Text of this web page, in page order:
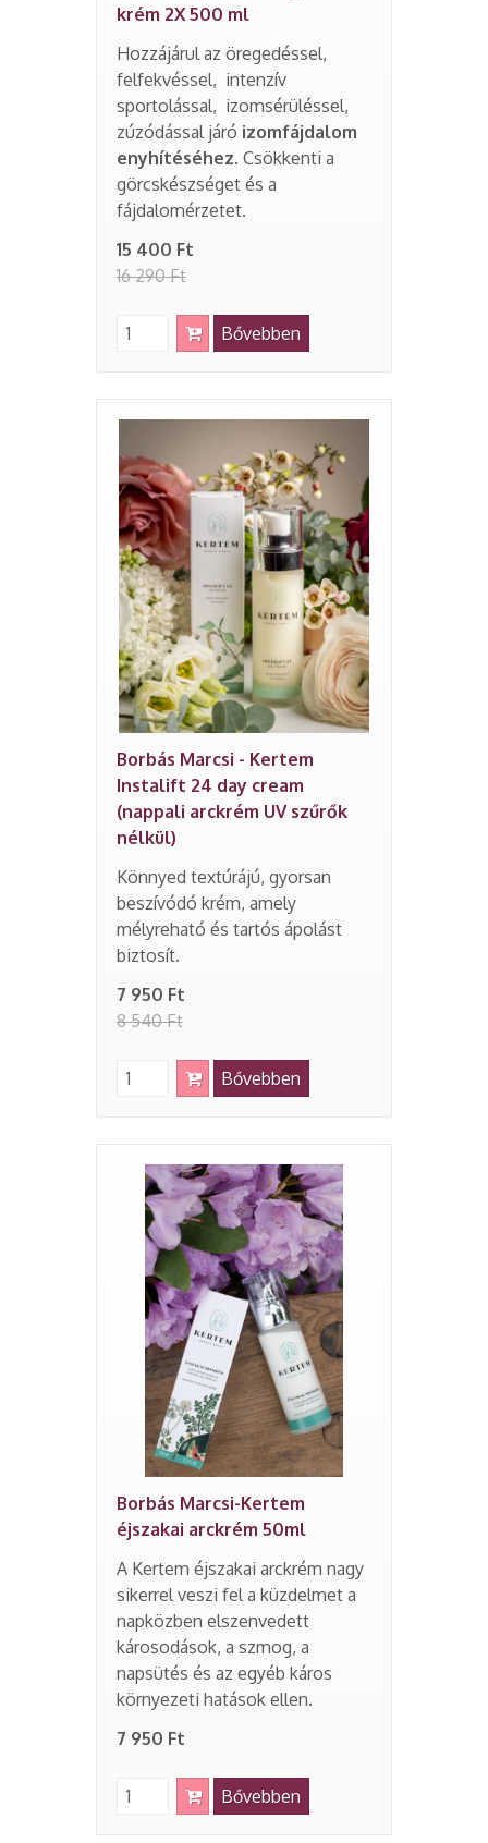
krém 2X 500 ml
Hozzájárul az öregedéssel,
felfekvéssel, intenzív
sportolással, izomsérüléssel,
zúzódással járó izomfájdalom
enyhítéséhez. Csökkenti a
görcskészséget és a
fájdalomérzetet.
15 400 Ft
16 290 Ft
Bővebben
Borbás Marcsi - Kertem
Instalift 24 day cream
(nappali arckrém UV szűrők
nélkül)
Könnyed textúrájú, gyorsan
beszívódó krém, amely
mélyreható és tartós ápolást
biztosít.
7 950 Ft
8 540 Ft
Bővebben
Borbás Marcsi-Kertem
éjszakai arckrém 50ml
A Kertem éjszakai arckrém nagy
sikerrel veszi fel a küzdelmet a
napközben elszenvedett
károsodások, a szmog, a
napsütés és az egyéb káros
környezeti hatások ellen.
7 950 Ft
Bővebben